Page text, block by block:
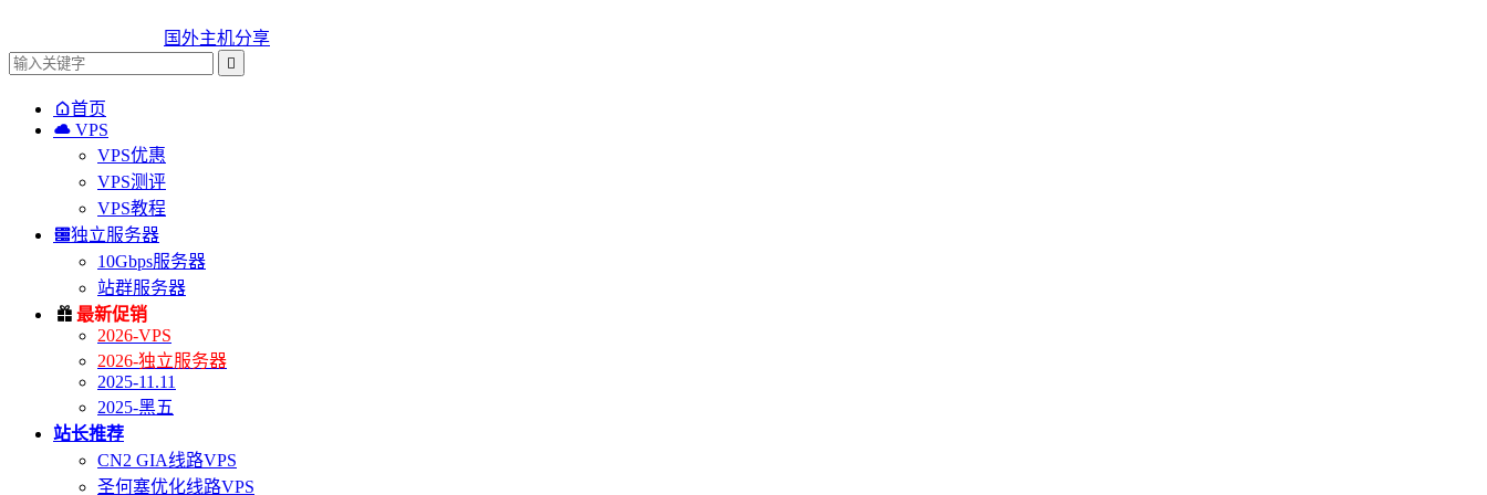
国外主机分享

首页
 VPS
VPS优惠
VPS测评
VPS教程
独立服务器
10Gbps服务器
站群服务器
 最新促销
2026-VPS
2026-独立服务器
2025-11.11
2025-黑五
站长推荐
CN2 GIA线路VPS
圣何塞优化线路VPS